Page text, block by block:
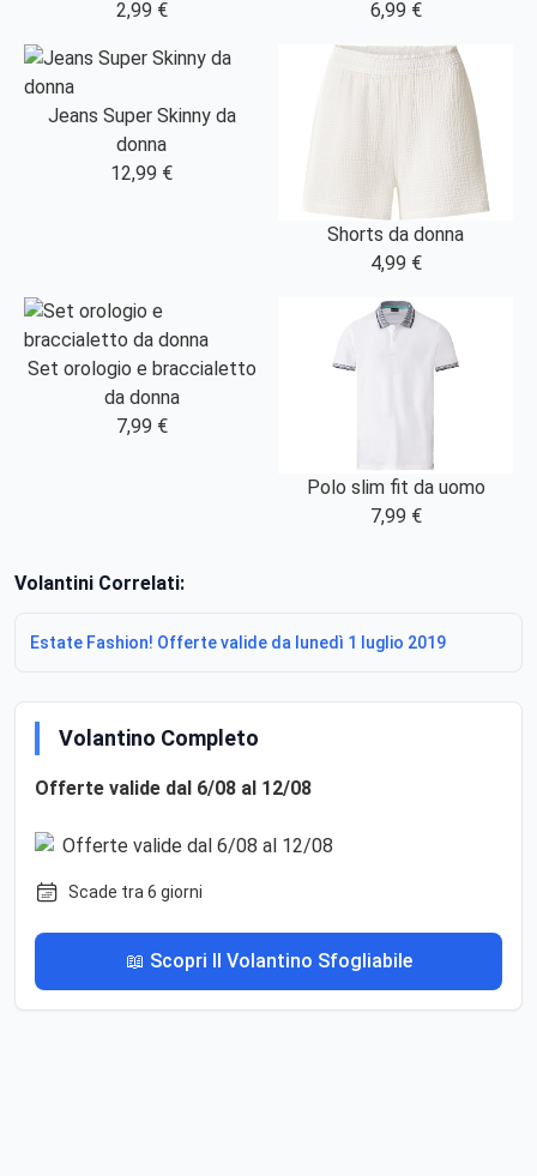
2,99 € 6,99 €
Jeans Super Skinny da
donna
12,99 €
Shorts da donna
4,99 €
Set orologio e braccialetto
da donna
7,99 €
Polo slim fit da uomo
7,99 €
Volantini Correlati:
Estate Fashion! Offerte valide da lunedì 1 luglio 2019
Volantino Completo
Offerte valide dal 6/08 al 12/08
Scade tra 6 giorni
📖 Scopri Il Volantino Sfogliabile